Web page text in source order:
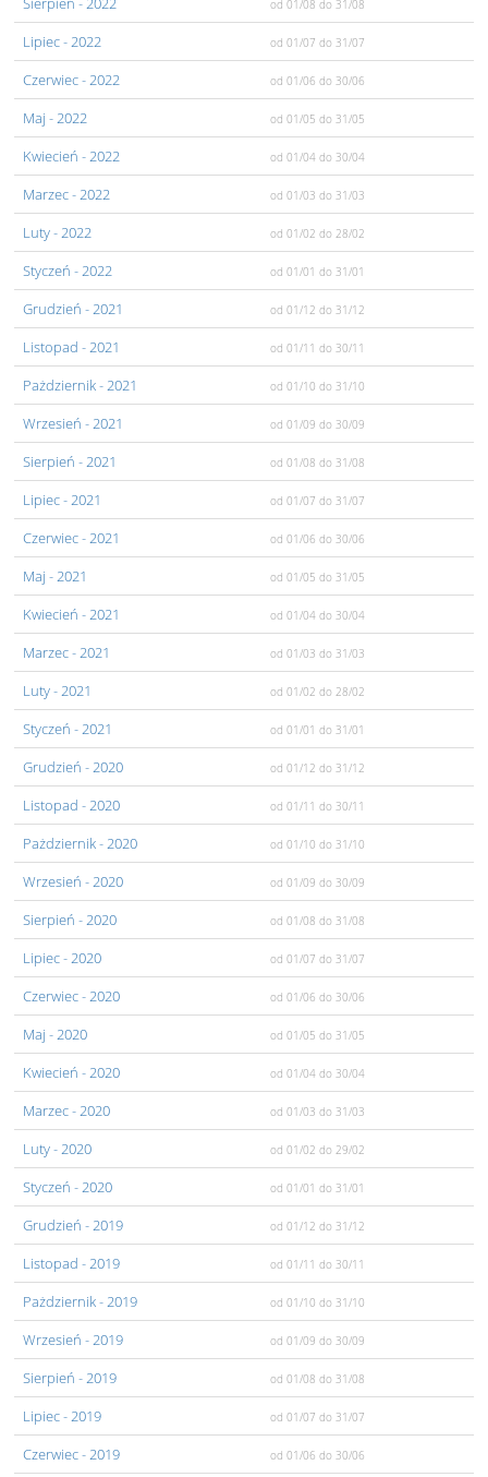
od 01/08 do 31/08
Lipiec- 2022 od 01/07 do 31/07
Czerwiec- 2022 od 01/06 do 30/06
Maj - 2022 od 01/05 do 31/05
Kwiecień - 2022 od 01/04 do 30/04
Marzec- 2022 od 01/03 do 31/03
Luty- 2022 od 01/02 do 28/02
Styczeń - 2022 od 01/01 do 31/01
Grudzień - 2021 od 01/12 do 31/12
Listopad - 2021 od 01/11 do 30/11
Pażdziernik- 2021 od 01/10 do 31/10
Wrzesień - 2021 od 01/09 do 30/09
Sierpień - 2021 od 01/08 do 31/08
Lipiec- 2021 od 01/07 do 31/07
Czerwiec- 2021 od 01/06 do 30/06
Maj - 2021 od 01/05 do 31/05
Kwiecień - 2021 od 01/04 do 30/04
Marzec- 2021 od 01/03 do 31/03
Luty- 2021 od 01/02 do 28/02
Styczeń - 2021 od 01/01 do 31/01
Grudzień - 2020 od 01/12 do 31/12
Listopad - 2020 od 01/11 do 30/11
Pażdziernik- 2020 od 01/10 do 31/10
Wrzesień - 2020 od 01/09 do 30/09
Sierpień - 2020 od 01/08 do 31/08
Lipiec- 2020 od 01/07 do 31/07
Czerwiec- 2020 od 01/06 do 30/06
Maj - 2020 od 01/05 do 31/05
Kwiecień - 2020 od 01/04 do 30/04
Marzec- 2020 od 01/03 do 31/03
Luty- 2020 od 01/02 do 29/02
Styczeń - 2020 od 01/01 do 31/01
Grudzień - 2019 od 01/12 do 31/12
Listopad - 2019 od 01/11 do 30/11
Pażdziernik- 2019 od 01/10 do 31/10
Wrzesień - 2019 od 01/09 do 30/09
Sierpień - 2019 od 01/08 do 31/08
Lipiec- 2019 od 01/07 do 31/07
Czerwiec- 2019 od 01/06 do 30/06